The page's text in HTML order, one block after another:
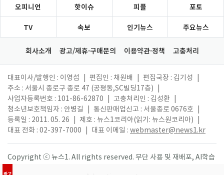
오피니언 핫이슈 피플 포토
TV 속보 인기뉴스 주요뉴스
회사소개 광고/제휴·구매문의 이용약관·정책 고충처리
대표이사/발행인 : 이영섭 편집인 : 채원배 편집국장 : 김기성
주소 : 서울시 종로구 종로 47 (공평동,SC빌딩17층)
사업자등록번호 : 101-86-62870
고충처리인 : 김성환
청소년보호책임자 : 안병길
통신판매업신고 : 서울종로 0676호
등록일 : 2011. 05. 26
제호 : 뉴스1코리아(읽기: 뉴스원코리아)
대표 전화 : 02-397-7000
대표 이메일 : webmaster@news1.kr
Copyright ⓒ 뉴스1. All rights reserved. 무단 사용 및 재배포, AI학습